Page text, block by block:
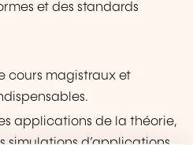
et des standards
cours magistraux et
applications de la théorie,